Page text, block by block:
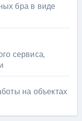
бра в виде
сервиса,
на объектах